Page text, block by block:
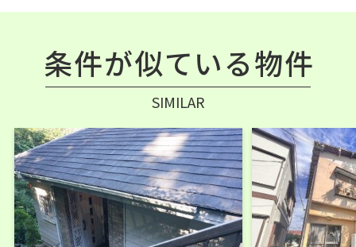
条件が似ている物件
SIMILAR